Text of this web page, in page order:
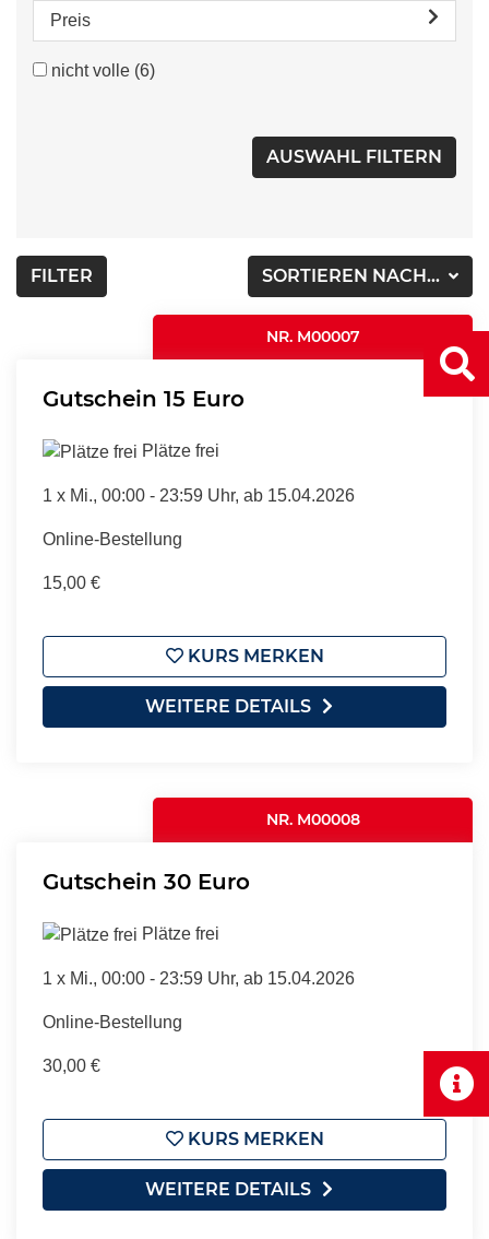
Preis
nicht volle (6)
SORTIEREN NACH...
FILTER
NR. M00007
Gutschein 15 Euro
Plätze frei
1 x Mi., 00:00 - 23:59 Uhr, ab 15.04.2026
Online-Bestellung
15,00 €
KURS MERKEN
WEITERE DETAILS
NR. M00008
Gutschein 30 Euro
Plätze frei
1 x Mi., 00:00 - 23:59 Uhr, ab 15.04.2026
Online-Bestellung
30,00 €
KURS MERKEN
WEITERE DETAILS